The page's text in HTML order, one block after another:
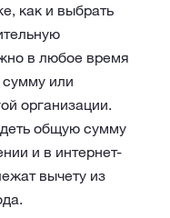
как и выбрать
в любое время
сумму или
организации.
общую сумму
и в интернет-
вычету из